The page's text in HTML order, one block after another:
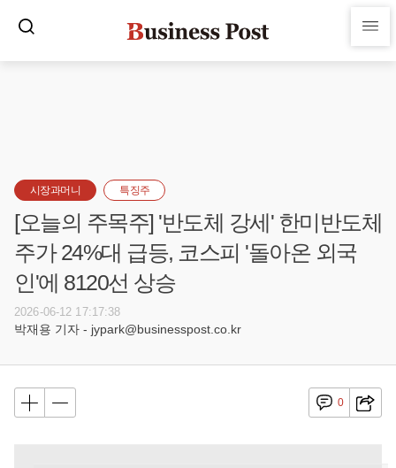
시장과머니 특징주
[오늘의 주목주] '반도체 강세' 한미반도체
주가 24%대 급등, 코스피 '돌아온 외국
인'에 8120선 상승
2026-06-12 17:17:38
박재용 기자 - jypark@businesspost.co.kr
0